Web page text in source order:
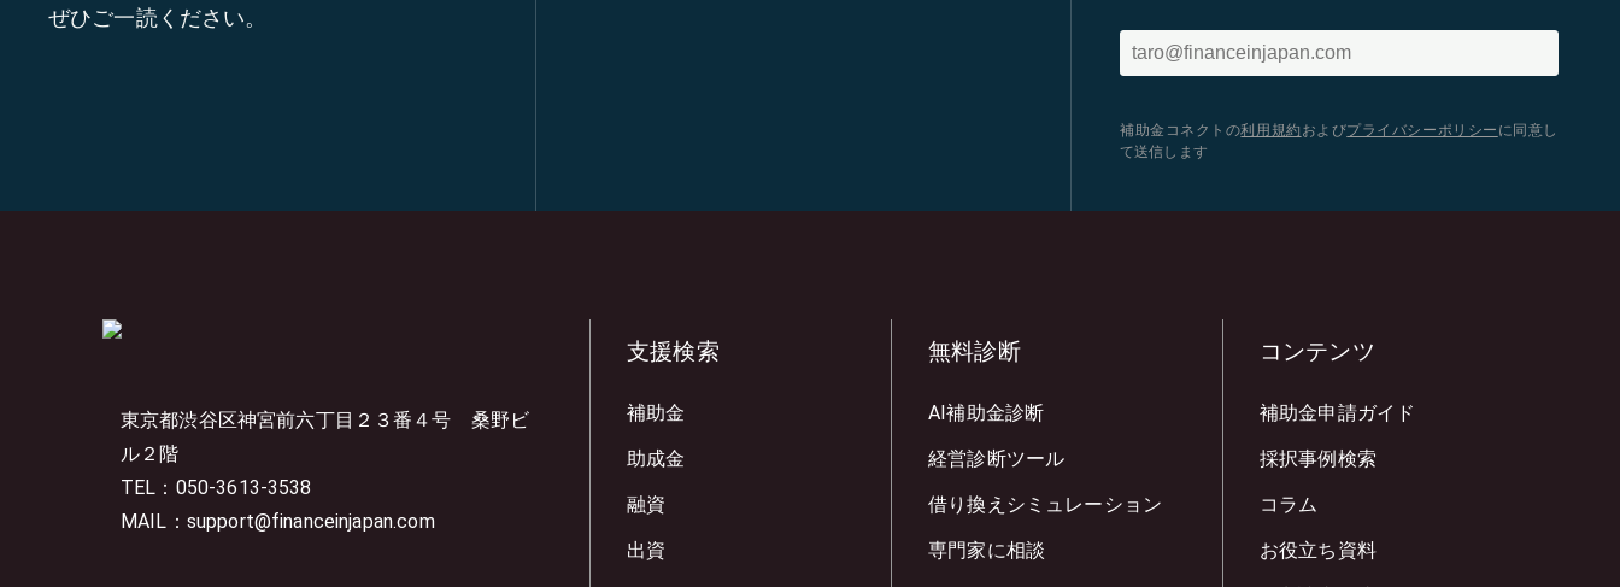
ぜひご一読ください。
補助金コネクトの利用規約 およびプライバシーポリシー に同意し
て送信します
東京都渋谷区神宮前六丁目２３番４号 桑野ビ
ル２階
TEL：050-3613-3538
MAIL：support@financeinjapan.com
支援検索
補助金
助成金
融資
出資
無料診断
AI補助金診断
経営診断ツール
借り換えシミュレーション
専門家に相談
コンテンツ
補助金申請ガイド
採択事例検索
コラム
お役立ち資料